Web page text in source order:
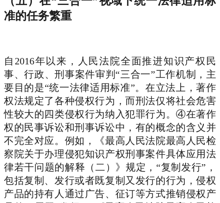
准的任务繁重
自2016年以来，人民法院全面推进知识产权民
事、行政、刑事案件审判“三合一”工作机制，主
要目的是“统一法律适用标准”。在立法上，著作
权法规定了各种侵权行为，而刑法仅将社会危害
性较大的四类侵权行为纳入犯罪行为。④在著作
权的民事诉讼和刑事诉讼中，有的概念的含义并
不完全对应。例如，《最高人民法院最高人民检
察院关于办理侵犯知识产权刑事案件具体应用法
律若干问题的解释（二）》规定，“复制发行”，
包括复制、发行或者既复制又发行的行为，侵权
产品的持有人通过广告、征订等方式推销侵权产